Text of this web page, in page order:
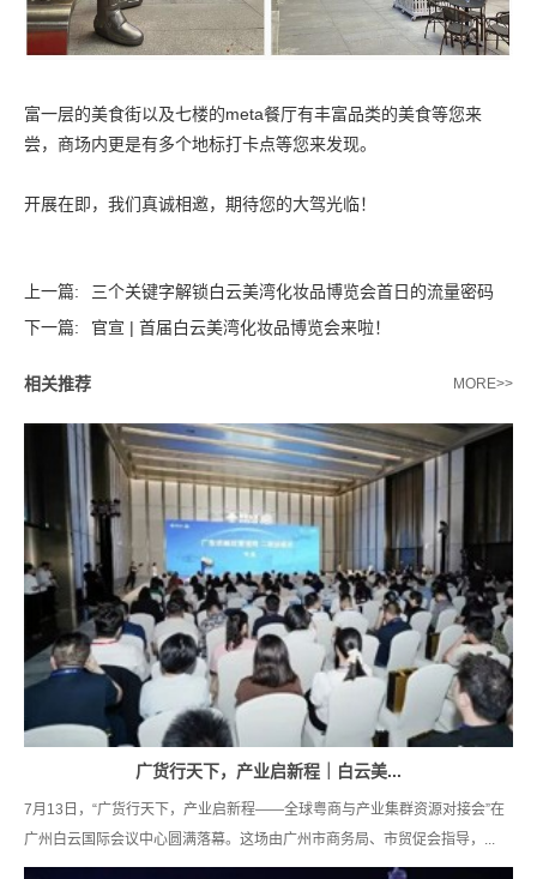
富一层的美食街以及七楼的meta餐厅有丰富品类的美食等您来
尝，商场内更是有多个地标打卡点等您来发现。
开展在即，我们真诚相邀，期待您的大驾光临！
上一篇:
三个关键字解锁白云美湾化妆品博览会首日的流量密码
下一篇:
官宣 | 首届白云美湾化妆品博览会来啦！
相关推荐 MORE>>
广货行天下，产业启新程｜白云美...
7月13日，“广货行天下，产业启新程——全球粤商与产业集群资源对接会”在
广州白云国际会议中心圆满落幕。这场由广州市商务局、市贸促会指导，...